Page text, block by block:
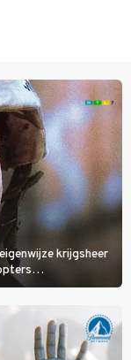
krijgsheer